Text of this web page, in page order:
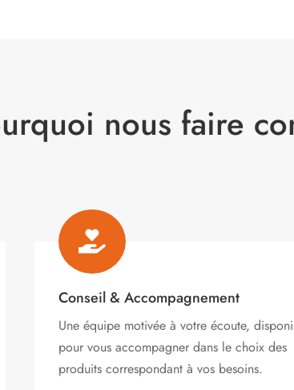
nous faire

Conseil & Accompagnement
Une équipe motivée à votre écoute,
pour vous accompagner dans le choix des
produits correspondant à vos besoins.